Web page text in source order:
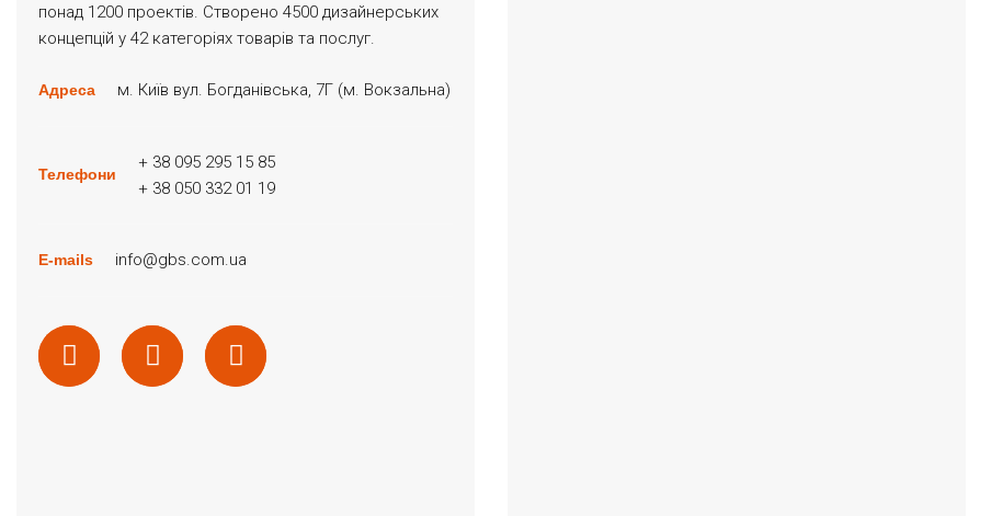
понад 1200 проектів. Створено 4500 дизайнерських
концепцій у 42 категоріях товарів та послуг.
Адреса м. Київ вул. Богданівська, 7Г (м. Вокзальна)
Телефони
+ 38 095 295 15 85
+ 38 050 332 01 19
E-mails info@gbs.com.ua